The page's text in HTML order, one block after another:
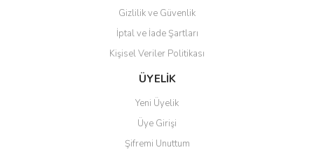
Gizlilik ve Güvenlik
İptal ve İade Şartları
Kişisel Veriler Politikası
ÜYELİK
Yeni Üyelik
Üye Girişi
Şifremi Unuttum